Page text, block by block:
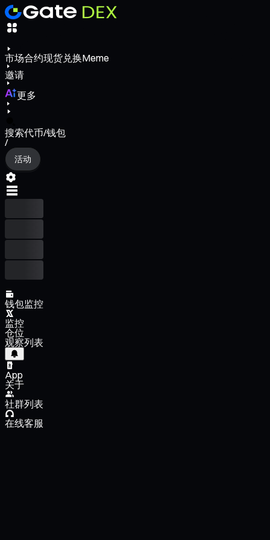
市场合约现货兑换Meme
邀请
更多
搜索代币/钱包
/
活动
钱包监控
监控
仓位
观察列表
App
关于
社群列表
在线客服